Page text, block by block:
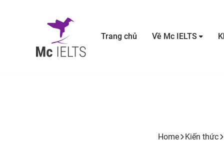
Trang chủ Về Mc IELTS
Home Kiến thức